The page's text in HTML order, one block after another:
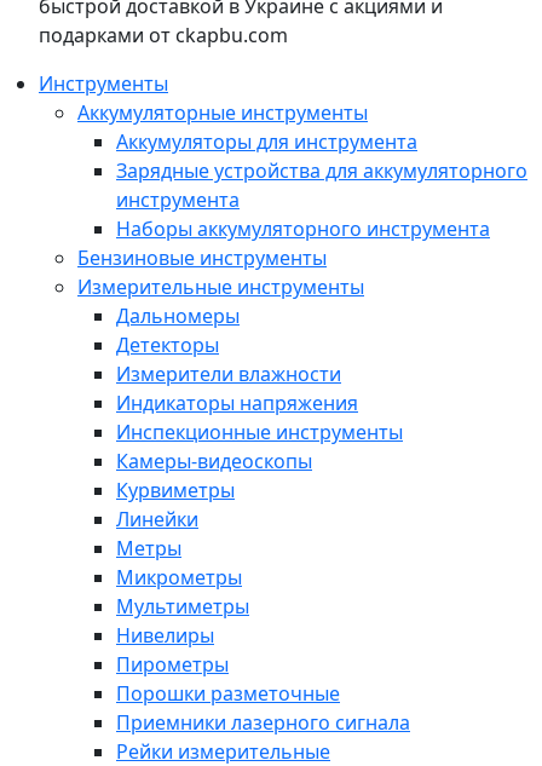
быстрой доставкой в Украине с акциями и
подарками от ckapbu.com
Инструменты
Аккумуляторные инструменты
Аккумуляторы для инструмента
Зарядные устройства для аккумуляторного
инструмента
Наборы аккумуляторного инструмента
Бензиновые инструменты
Измерительные инструменты
Дальномеры
Детекторы
Измерители влажности
Индикаторы напряжения
Инспекционные инструменты
Камеры-видеоскопы
Курвиметры
Линейки
Метры
Микрометры
Мультиметры
Нивелиры
Пирометры
Порошки разметочные
Приемники лазерного сигнала
Рейки измерительные